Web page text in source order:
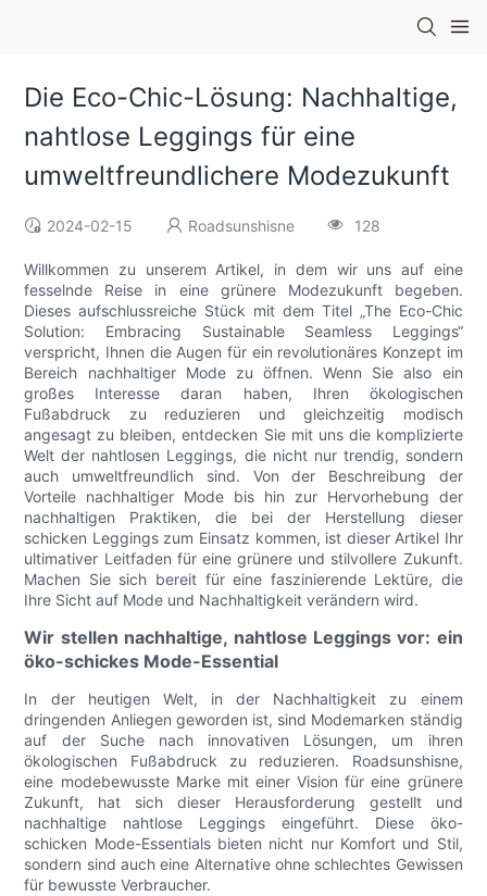
Die Eco-Chic-Lösung: Nachhaltige,
nahtlose Leggings für eine
umweltfreundlichere Modezukunft
2024-02-15 Roadsunshisne 128
Willkommen zu unserem Artikel, in dem wir uns auf eine
fesselnde Reise in eine grünere Modezukunft begeben.
Dieses aufschlussreiche Stück mit dem Titel „The Eco-Chic
Solution: Embracing Sustainable Seamless Leggings“
verspricht, Ihnen die Augen für ein revolutionäres Konzept im
Bereich nachhaltiger Mode zu öffnen. Wenn Sie also ein
großes Interesse daran haben, Ihren ökologischen
Fußabdruck zu reduzieren und gleichzeitig modisch
angesagt zu bleiben, entdecken Sie mit uns die komplizierte
Welt der nahtlosen Leggings, die nicht nur trendig, sondern
auch umweltfreundlich sind. Von der Beschreibung der
Vorteile nachhaltiger Mode bis hin zur Hervorhebung der
nachhaltigen Praktiken, die bei der Herstellung dieser
schicken Leggings zum Einsatz kommen, ist dieser Artikel Ihr
ultimativer Leitfaden für eine grünere und stilvollere Zukunft.
Machen Sie sich bereit für eine faszinierende Lektüre, die
Ihre Sicht auf Mode und Nachhaltigkeit verändern wird.
Wir stellen nachhaltige, nahtlose Leggings vor: ein
öko-schickes Mode-Essential
In der heutigen Welt, in der Nachhaltigkeit zu einem
dringenden Anliegen geworden ist, sind Modemarken ständig
auf der Suche nach innovativen Lösungen, um ihren
ökologischen Fußabdruck zu reduzieren. Roadsunshisne,
eine modebewusste Marke mit einer Vision für eine grünere
Zukunft, hat sich dieser Herausforderung gestellt und
nachhaltige nahtlose Leggings eingeführt. Diese öko-
schicken Mode-Essentials bieten nicht nur Komfort und Stil,
sondern sind auch eine Alternative ohne schlechtes Gewissen
für bewusste Verbraucher.